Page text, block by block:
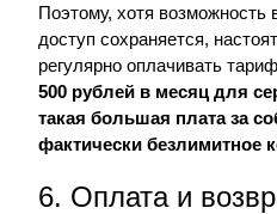
Поэтому, хотя возможность
доступ сохраняется,
регулярно оплачивать
500 рублей в месяц для
такая большая плата за
фактически безлимитное
6. Оплата и